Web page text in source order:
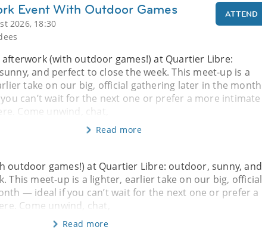
Event With Outdoor Games
2026, 18:30
ATTEND
afterwork (with outdoor games!) at Quartier Libre:
and perfect to close the week. This meet-up is a
take on our big, official gathering later in the month
can’t wait for the next one or prefer a more intimate
Come unwind, chat,
Read more
outdoor games!) at Quartier Libre: outdoor, sunny, and
This meet-up is a lighter, earlier take on our big, official
— ideal if you can’t wait for the next one or prefer a
Come unwind, chat,
Read more